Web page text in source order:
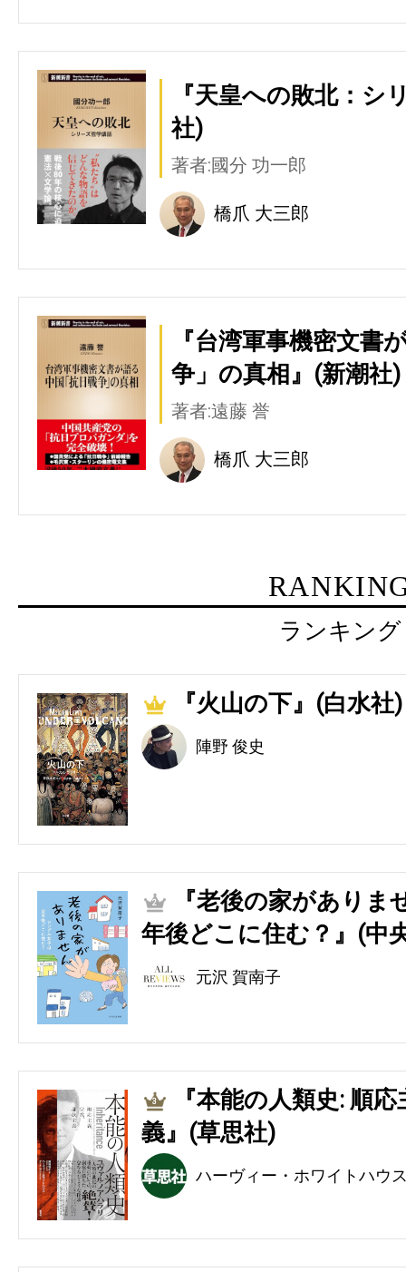
『天皇への敗北：シ
社)
著者:國分 功一郎
橋爪 大三郎
『台湾軍事機密文書
争」の真相』(新潮社)
著者:遠藤 誉
橋爪 大三郎
ランキング
1 『火山の下』(白水社)
陣野 俊史
2
『老後の家があり
年後どこに住む？』(中
元沢 賀南子
3
『本能の人類史: 順
義』(草思社)
ハーヴィー・ホワイトハウ